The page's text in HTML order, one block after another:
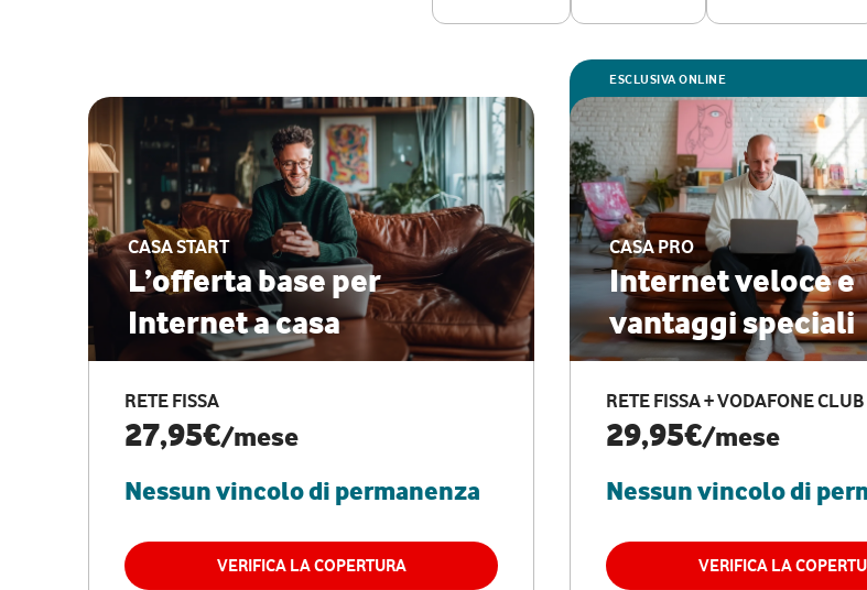
CASA START
L’offerta base per
Internet a casa
RETE FISSA
27,95€/mese
Nessun vincolo di permanenza
VERIFICA LA COPERTURA
ESCLUSIVA ONLINE
CASA PRO
Internet veloce e
vantaggi speciali
RETE FISSA + VODAFONE CLUB
29,95€/mese
Nessun vincolo di
VERIFICA LA